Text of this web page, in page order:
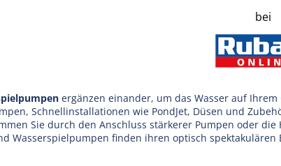
bei
ergänzen einander, um das Wasser auf
Schnellinstallationen wie PondJet, Düsen und
Sie durch den Anschluss stärkerer Pumpen oder
Wasserspielpumpen finden ihren optisch